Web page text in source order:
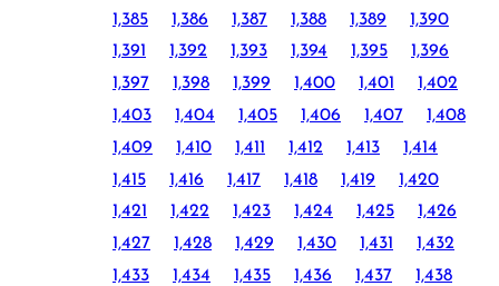
1,385
1,386 1,387 1,388 1,389
1,390
1,391
1,392 1,393 1,394 1,395
1,396
1,397
1,398 1,399 1,400 1,401
1,402
1,403
1,404 1,405 1,406 1,407
1,408
1,409
1,410 1,411 1,412 1,413
1,414
1,415
1,416 1,417 1,418 1,419
1,420
1,421
1,422 1,423 1,424 1,425
1,426
1,427
1,428 1,429 1,430 1,431
1,432
1,433
1,434 1,435 1,436 1,437
1,438